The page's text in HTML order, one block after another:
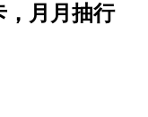
，月月抽行